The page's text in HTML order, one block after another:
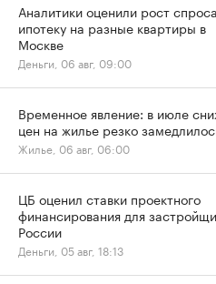
Аналитики оценили рост
ипотеку на разные квартиры в
Москве
Деньги, 06 авг, 09:00
Временное явление: в июле
цен на жилье резко
Жилье, 06 авг, 06:00
ЦБ оценил ставки проектного
финансирования для
России
Деньги, 05 авг, 18:13